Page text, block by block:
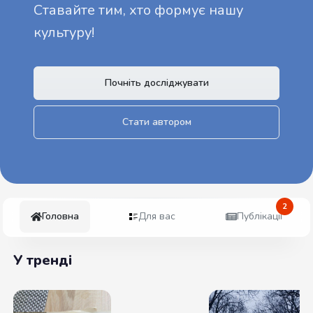
Ставайте тим, хто формує нашу
культуру!
Почніть досліджувати
Стати автором
Головна Для вас Публікації
2
У тренді